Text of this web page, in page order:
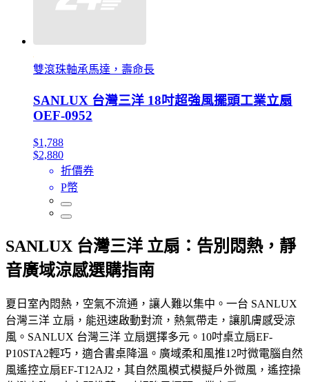
雙滾珠軸承馬達，壽命長
SANLUX 台灣三洋 18吋超強風擺頭工業立扇
OEF-0952
$1,788
$2,880
折價券
P幣
SANLUX 台灣三洋 立扇：告別悶熱，靜
音廣域涼感選購指南
夏日室內悶熱，空氣不流通，讓人難以集中。一台 SANLUX
台灣三洋 立扇，能迅速啟動對流，熱氣帶走，讓肌膚感受涼
風。SANLUX 台灣三洋 立扇選擇多元。10吋桌立扇EF-
P10STA2輕巧，適合書桌降溫。廣域柔和風推12吋微電腦自然
風遙控立扇EF-T12AJ2，其自然風模式模擬戶外微風，遙控操